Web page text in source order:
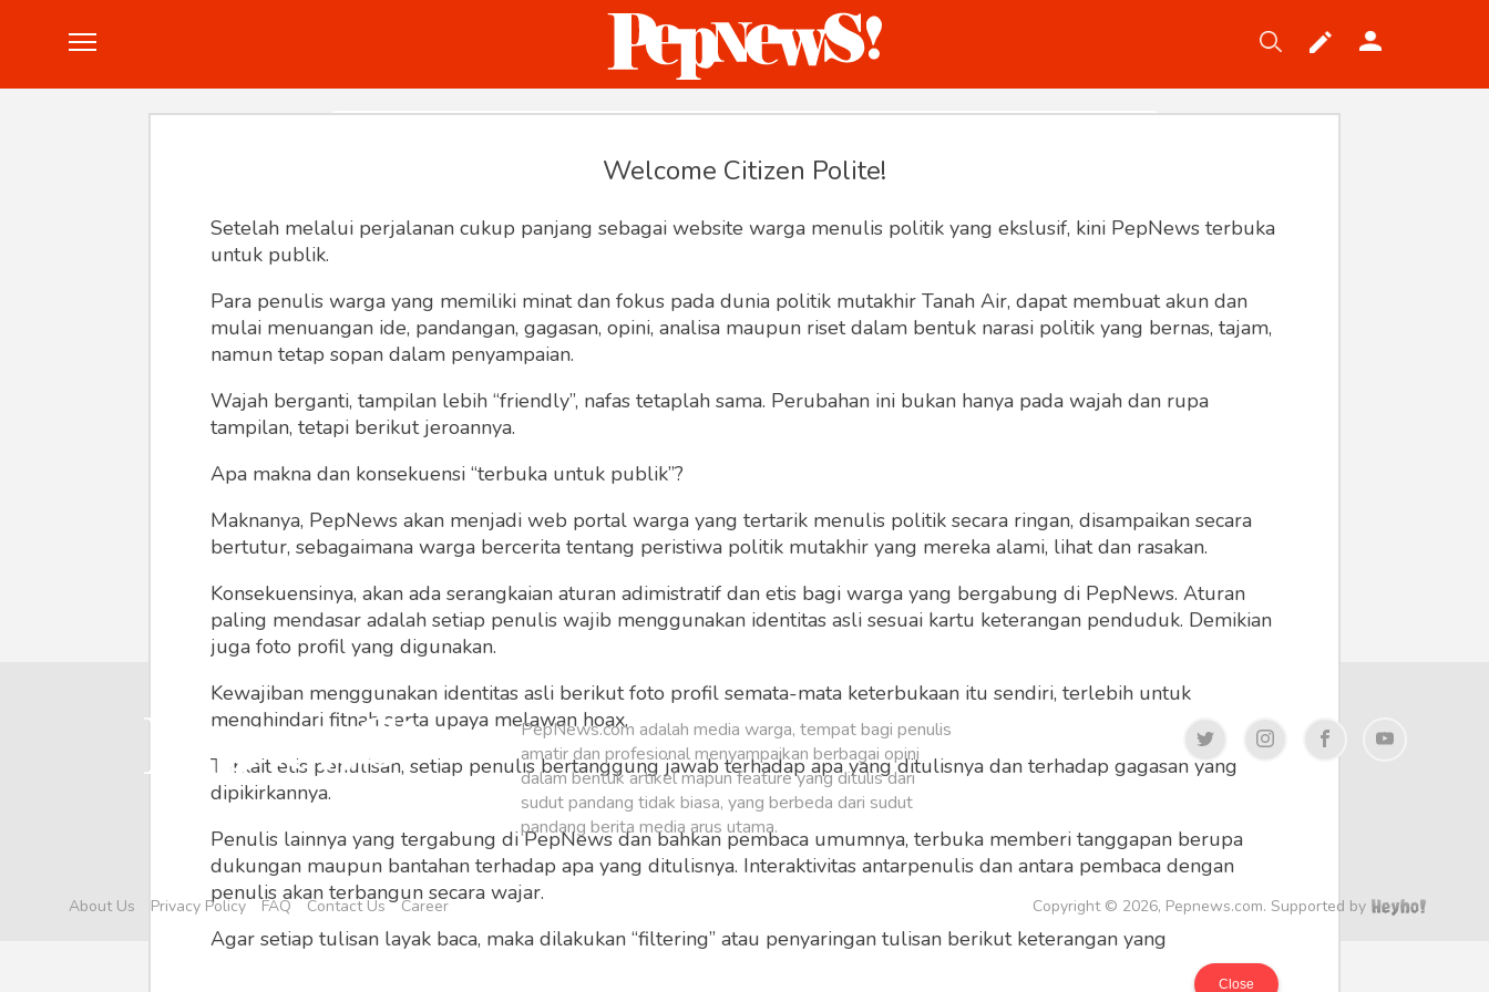
Ingat saya Lupa Sandi
Buat Akun Baru
Welcome Citizen Polite!
Setelah melalui perjalanan cukup panjang sebagai website warga menulis politik yang ekslusif, kini PepNews terbuka
untuk publik.
Para penulis warga yang memiliki minat dan fokus pada dunia politik mutakhir Tanah Air, dapat membuat akun dan
mulai menuangan ide, pandangan, gagasan, opini, analisa maupun riset dalam bentuk narasi politik yang bernas, tajam,
namun tetap sopan dalam penyampaian.
Wajah berganti, tampilan lebih “friendly”, nafas tetaplah sama. Perubahan ini bukan hanya pada wajah dan rupa
tampilan, tetapi berikut jeroannya.
Apa makna dan konsekuensi “terbuka untuk publik”?
Maknanya, PepNews akan menjadi web portal warga yang tertarik menulis politik secara ringan, disampaikan secara
bertutur, sebagaimana warga bercerita tentang peristiwa politik mutakhir yang mereka alami, lihat dan rasakan.
Konsekuensinya, akan ada serangkaian aturan adimistratif dan etis bagi warga yang bergabung di PepNews. Aturan
paling mendasar adalah setiap penulis wajib menggunakan identitas asli sesuai kartu keterangan penduduk. Demikian
juga foto profil yang digunakan.
Kewajiban menggunakan identitas asli berikut foto profil semata-mata keterbukaan itu sendiri, terlebih untuk
menghindari fitnah serta upaya melawan hoax.
Terkait etis penulisan, setiap penulis bertanggung jawab terhadap apa yang ditulisnya dan terhadap gagasan yang
dipikirkannya.
Penulis lainnya yang tergabung di PepNews dan bahkan pembaca umumnya, terbuka memberi tanggapan berupa
dukungan maupun bantahan terhadap apa yang ditulisnya. Interaktivitas antarpenulis dan antara pembaca dengan
penulis akan terbangun secara wajar.
Agar setiap tulisan layak baca, maka dilakukan “filtering” atau penyaringan tulisan berikut keterangan yang
Close
PepNews.com adalah media warga, tempat bagi penulis
amatir dan profesional menyampaikan berbagai opini
dalam bentuk artikel mapun feature yang ditulis dari
sudut pandang tidak biasa, yang berbeda dari sudut
pandang berita media arus utama.
About Us Privacy Policy FAQ Contact Us Career Copyright © 2026, Pepnews.com. Supported by